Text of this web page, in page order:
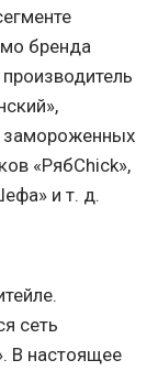
бренда
замороженных
«РябChick»,
и т. д.
сеть
В настоящее